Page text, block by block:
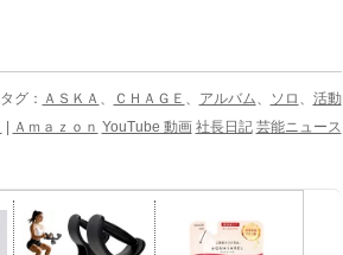
タグ： ＡＳＫＡ ＣＨＡＧＥ アルバム ソロ
活動
| Ａｍａｚｏｎ YouTube 動画 社長日記 芸能ニュース